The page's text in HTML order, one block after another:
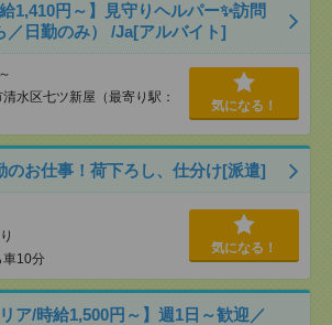
1,410円～】見守りヘルパー✨訪問
／日勤のみ） /Ja[アルバイト]
水区七ツ新屋（最寄り駅：
気になる！
のお仕事！荷下ろし、仕分け[派遣]
車10分
気になる！
ア/時給1,500円～】週1日～歓迎／